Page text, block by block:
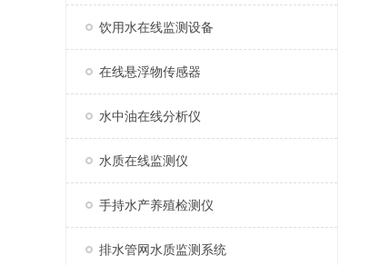
饮用水在线监测设备
在线悬浮物传感器
水中油在线分析仪
水质在线监测仪
手持水产养殖检测仪
排水管网水质监测系统